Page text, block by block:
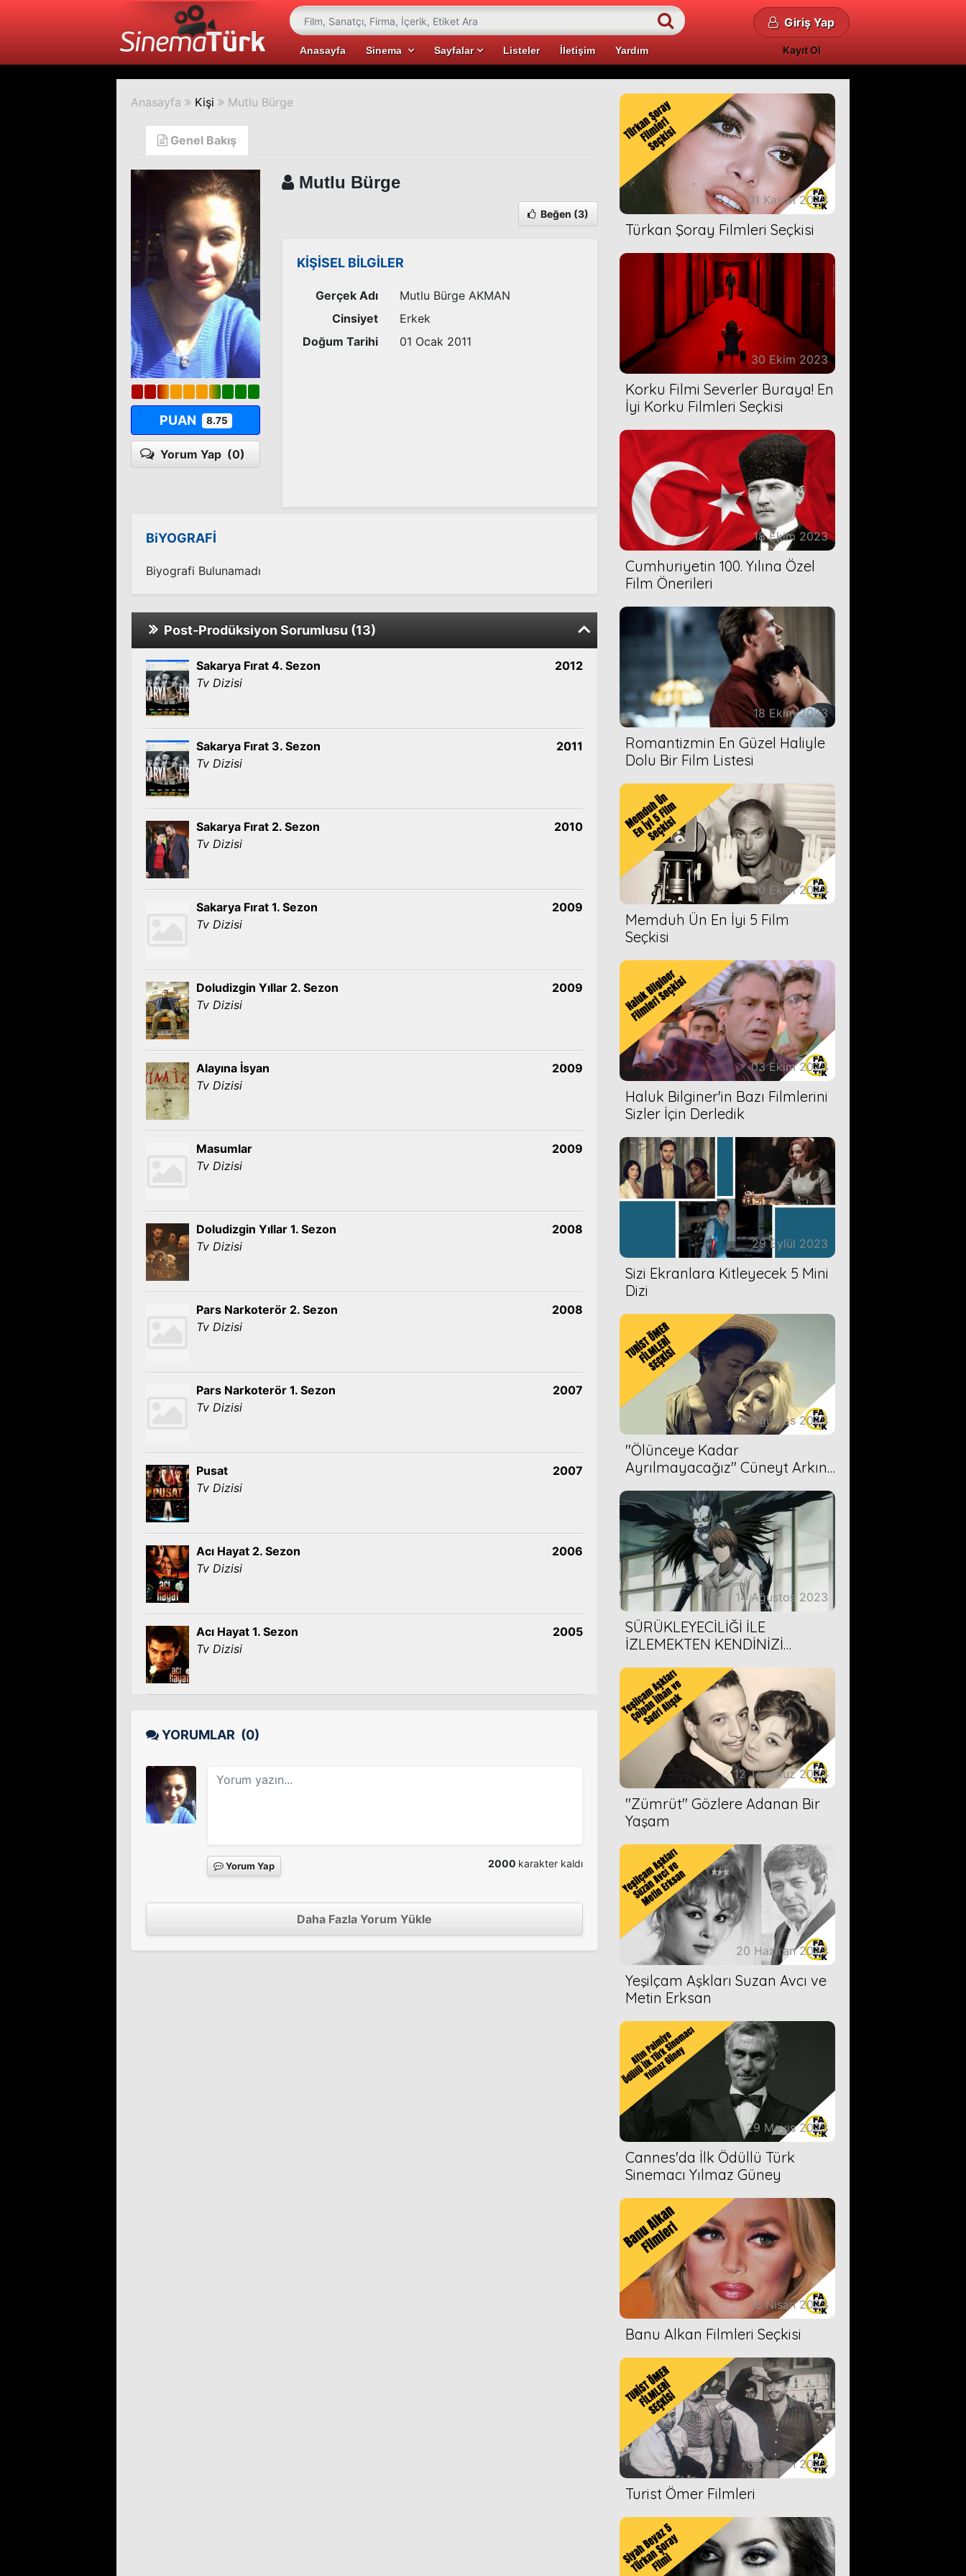
Anasayfa Sinema Sayfalar Listeler İletişim Yardım
Giriş Yap
Kayıt Ol
Anasayfa Kişi Mutlu Bürge
Genel Bakış
PUAN 8.75
Yorum Yap (0)
Mutlu Bürge
Beğen (3)
KİŞİSEL BİLGİLER
Gerçek Adı
Mutlu Bürge AKMAN
Cinsiyet
Erkek
Doğum Tarihi
01 Ocak 2011
BiYOGRAFİ
Biyografi Bulunamadı
Post-Prodüksiyon Sorumlusu (13)
Sakarya Fırat 4. Sezon
Tv Dizisi
2012
Sakarya Fırat 3. Sezon
Tv Dizisi
2011
Sakarya Fırat 2. Sezon
Tv Dizisi
2010
Sakarya Fırat 1. Sezon
Tv Dizisi
2009
Doludizgin Yıllar 2. Sezon
Tv Dizisi
2009
Alayına İsyan
Tv Dizisi
2009
Masumlar
Tv Dizisi
2009
Doludizgin Yıllar 1. Sezon
Tv Dizisi
2008
Pars Narkoterör 2. Sezon
Tv Dizisi
2008
Pars Narkoterör 1. Sezon
Tv Dizisi
2007
Pusat
Tv Dizisi
2007
Acı Hayat 2. Sezon
Tv Dizisi
2006
Acı Hayat 1. Sezon
Tv Dizisi
2005
YORUMLAR (0)
Yorum Yap 2000 karakter kaldı
Daha Fazla Yorum Yükle
01 Kasım 2023
Türkan Şoray Filmleri Seçkisi
30 Ekim 2023
Korku Filmi Severler Buraya! En
İyi Korku Filmleri Seçkisi
18 Ekim 2023
Cumhuriyetin 100. Yılına Özel
Film Önerileri
18 Ekim 2023
Romantizmin En Güzel Haliyle
Dolu Bir Film Listesi
10 Ekim 2023
Memduh Ün En İyi 5 Film
Seçkisi
03 Ekim 2023
Haluk Bilginer'in Bazı Filmlerini
Sizler İçin Derledik
29 Eylül 2023
Sizi Ekranlara Kitleyecek 5 Mini
Dizi
16 Ağustos 2023
''Ölünceye Kadar
Ayrılmayacağız'' Cüneyt Arkın-
14 Ağustos 2023
SÜRÜKLEYECİLİĞİ İLE
İZLEMEKTEN KENDİNİZİ
ÖNERİMİZ
12 Temmuz 2023
''Zümrüt'' Gözlere Adanan Bir
Yaşam
20 Haziran 2023
Yeşilçam Aşkları Suzan Avcı ve
Metin Erksan
29 Mayıs 2023
Cannes'da İlk Ödüllü Türk
Sinemacı Yılmaz Güney
18 Nisan 2023
Banu Alkan Filmleri Seçkisi
05 Nisan 2023
Turist Ömer Filmleri